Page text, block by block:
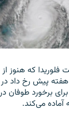
که هنوز از
هفته پیش رخ داد
برخورد طوفان
آماده می‌کند.